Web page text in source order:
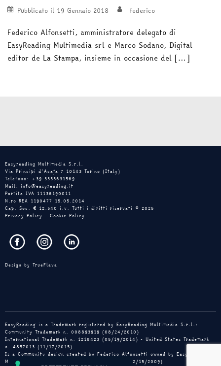
Pubblicato il 19 Gennaio 2018 federico
Federico Alfonsetti, amministratore delegato di
EasyReading Multimedia srl e Marco Sodano, Digital
editor de La Stampa, insieme in occasione del […]
Easyreading Multimedia S.r.l.
Via Principi d’Acaja 7 10143 Torino (Italy)
Telefono: +39 3355631569
Mail: info@easyreading.it
Partita IVA 11136190011
N.ro REA 1190477 15.05.2014
Cap. Soc. € 12.540 i.v. Tutti i diritti riservati © 2025
Privacy Policy - Cookie Policy
Design by TrueFlava
EasyReading is a Trademark registered by EasyReading Multimedia S.r.l.:
Community Trademark n. 008893919 (08/24/2010)
International Trademark n. 1218423 (05/19/2014) - United States Trademark
n. 4857013 (11/17/2015)
Is a Community design created by Federico Alfonsetti owned by EasyReading
Multimedia: registration n. 001648031-0001 (12/15/2009)